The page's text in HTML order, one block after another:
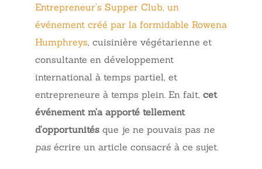
Entrepreneur’s Supper Club, un
événement créé par la formidable Rowena
Humphreys, cuisinière végétarienne et
consultante en développement
international à temps partiel, et
entrepreneure à temps plein. En fait, cet
événement m’a apporté tellement
d’opportunités que je ne pouvais pas ne
pas écrire un article consacré à ce sujet.